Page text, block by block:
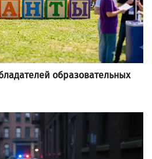
образовательных